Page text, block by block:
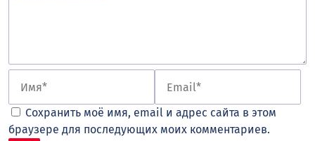
Сохранить моё имя, email и адрес сайта в этом
браузере для последующих моих комментариев.